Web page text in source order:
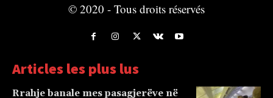
© 2020 - Tous droits réservés
Articles les plus lus
Rrahje banale mes pasagjerëve në